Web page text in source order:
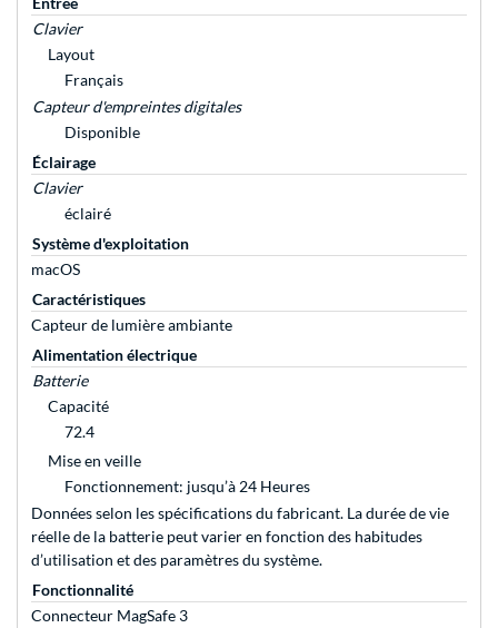
Clavier
Layout
Français
Capteur d'empreintes digitales
Disponible
Éclairage
Clavier
éclairé
Système d'exploitation
macOS
Caractéristiques
Capteur de lumière ambiante
Alimentation électrique
Batterie
Capacité
72.4
Mise en veille
Fonctionnement: jusqu’à 24 Heures
Données selon les spécifications du fabricant. La durée de vie
réelle de la batterie peut varier en fonction des habitudes
d’utilisation et des paramètres du système.
Fonctionnalité
Connecteur MagSafe 3